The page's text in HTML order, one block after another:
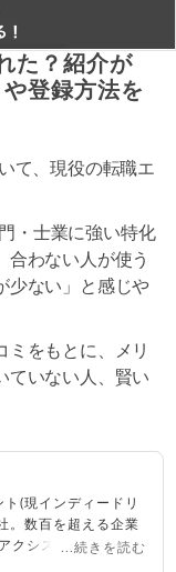
た？紹介が
登録方法を
て、現役の転職エ
・士業に強い特化
合わない人が使う
少ない」と感じや
ミをもとに、メリ
ていない人、賢い
(現インディードリ
。数百を超える企業
クシス(株)設立、代
...続きを読む